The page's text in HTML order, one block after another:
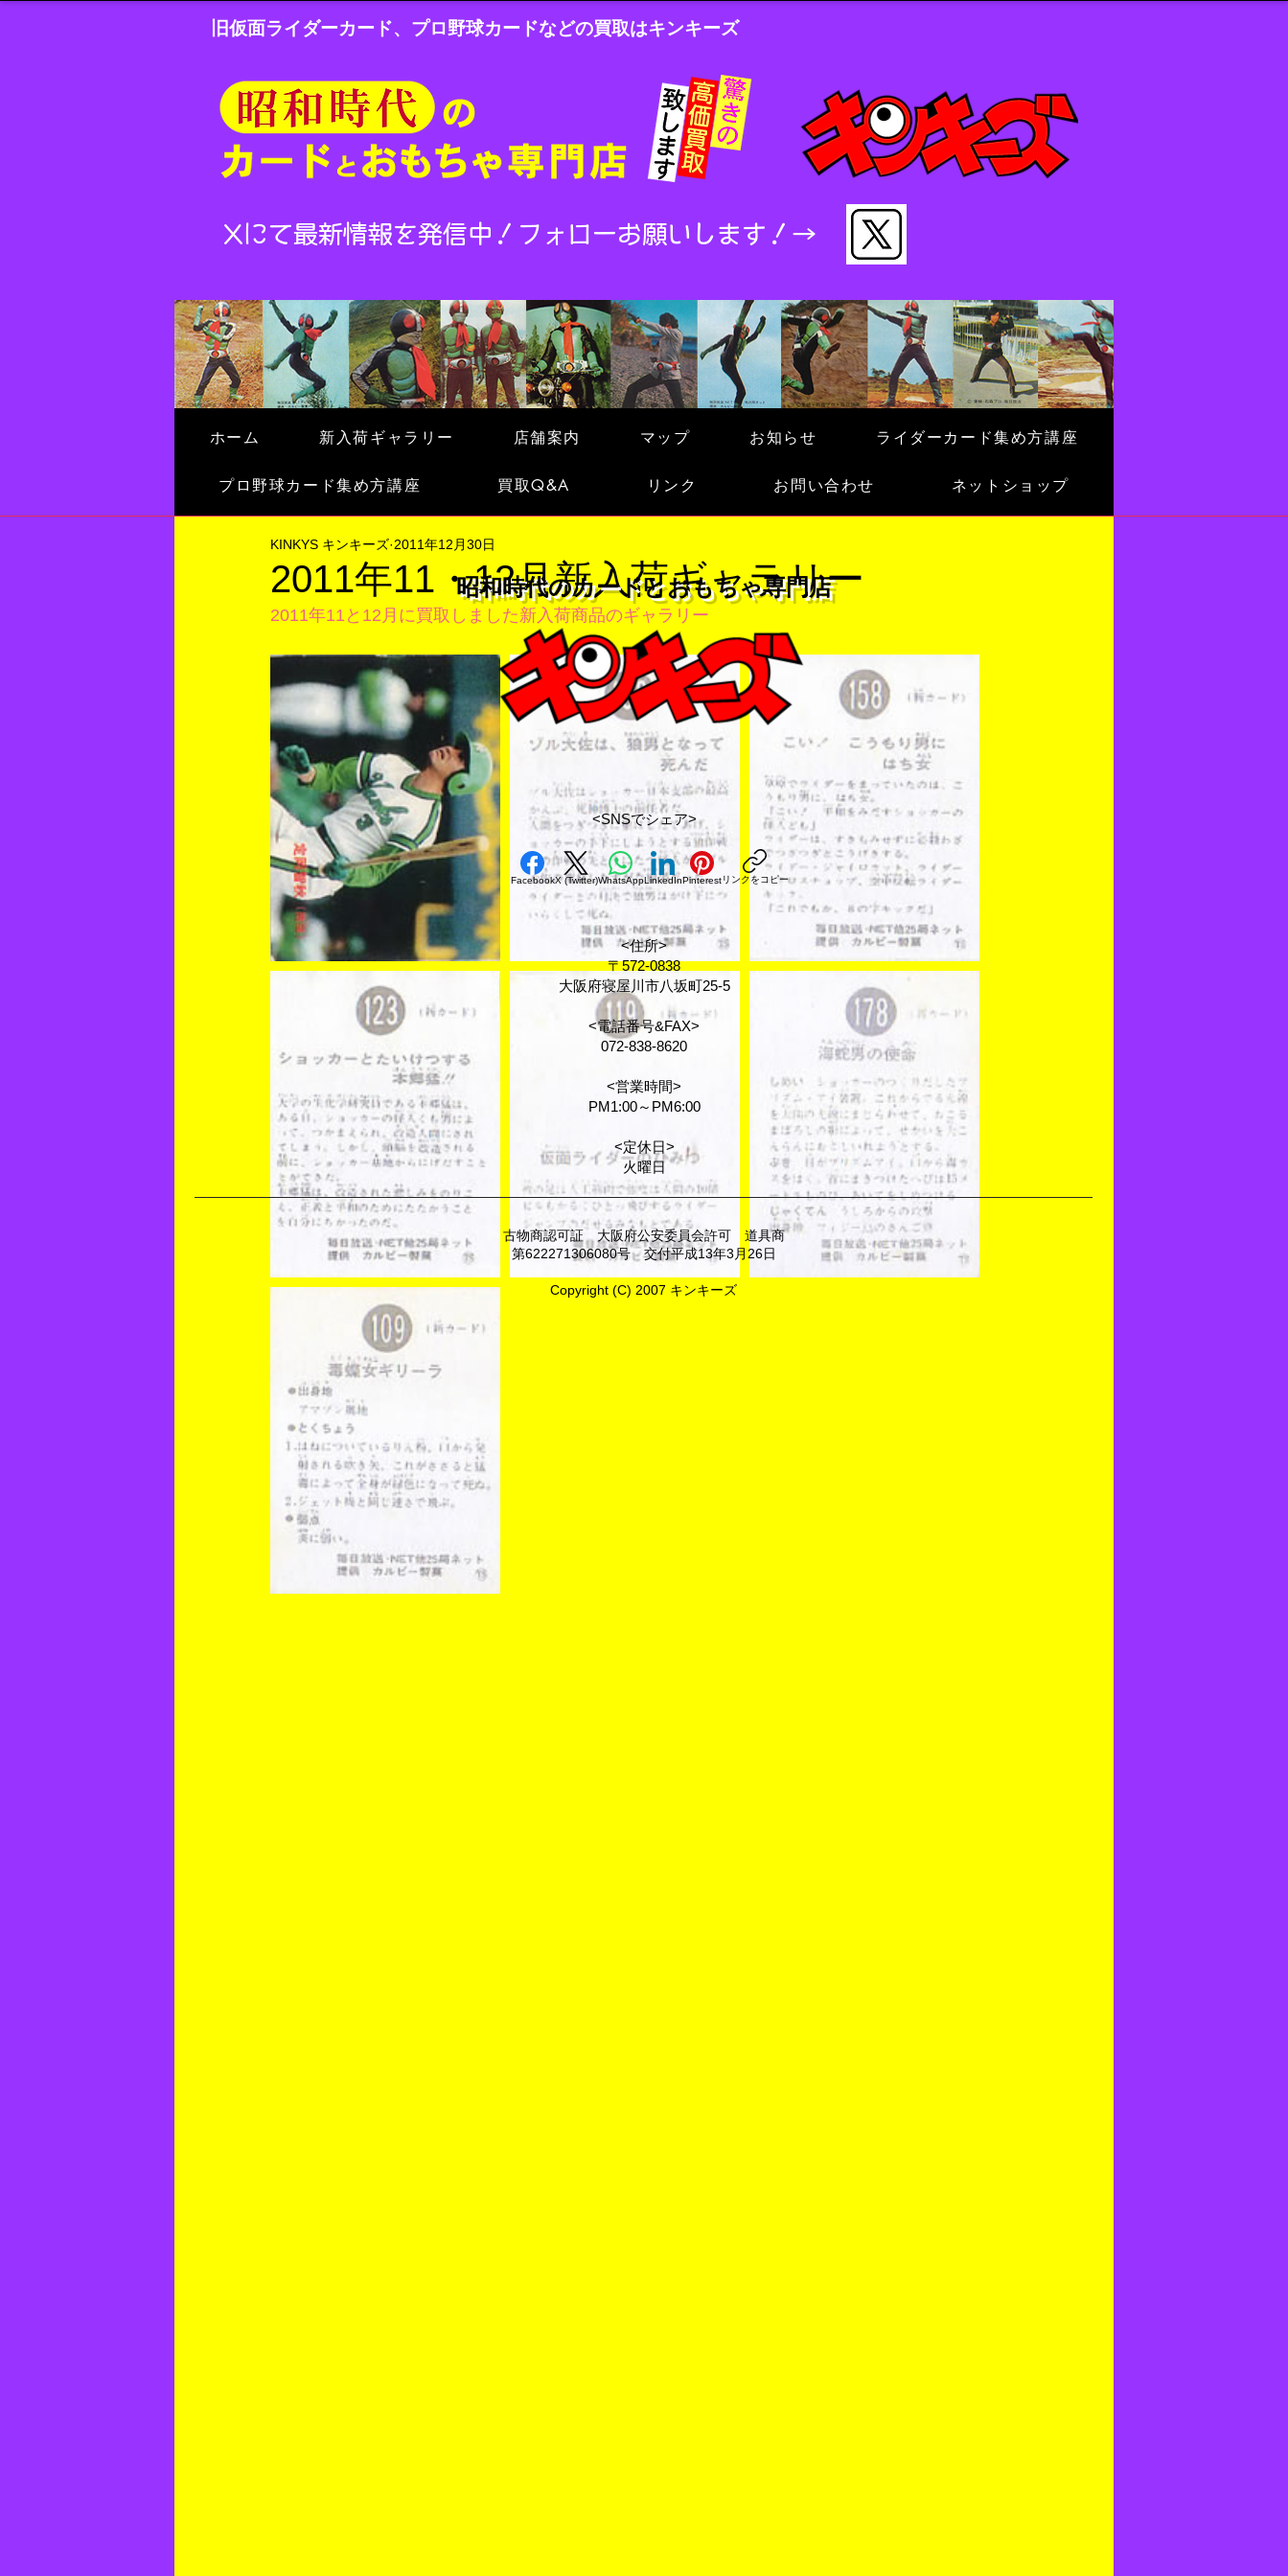
旧仮面ライダーカード、プロ野球カードなどの買取はキンキーズ
Xにて最新情報を発信中！ フォローお願いします！→
ホーム 新入荷ギャラリー 店舗案内 マップ お知らせ ライダーカード集め方講座
プロ野球カード集め方講座 買取Q&A リンク お問い合わせ ネットショップ
2011年11・12月新入荷ギャラリー
KINKYS キンキーズ 2011年12月30日
2011年11と12月に買取しました新入荷商品のギャラリー
昭和時代のカードとおもちゃ専門店
<SNSでシェア>
FacebookX (Twitter)WhatsAppLinkedInPinterestリンクをコピー
<住所>
〒572-0838
大阪府寝屋川市八坂町25-5
<電話番号&FAX>
072-838-8620
<営業時間>
PM1:00～PM6:00
<定休日>
火曜日
古物商認可証 大阪府公安委員会許可 道具商
第622271306080号 交付平成13年3月26日
Copyright (C) 2007 キンキーズ